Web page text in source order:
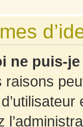
ne puis-
raisons